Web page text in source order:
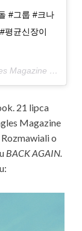
#그룹 #크나
평균신장이
Film zamieszczony przez użytkownika Singles Magazine 싱글즈 (@singlesmagazine)
21 lipca
Magazine
o
BACK AGAIN.